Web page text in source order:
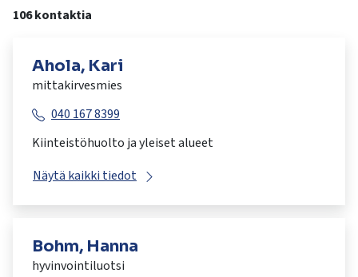
106 kontaktia
Ahola, Kari
mittakirvesmies
040 167 8399
Kiinteistöhuolto ja yleiset alueet
Näytä kaikki tiedot
Bohm, Hanna
hyvinvointiluotsi